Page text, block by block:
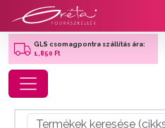
GLS csomagpontra szállítás ára:
1,850 Ft
Toggle navigation